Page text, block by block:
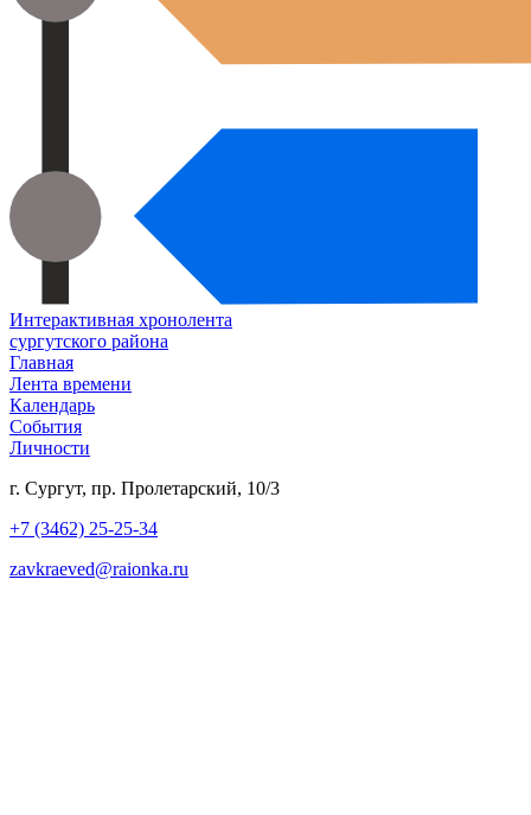
Интерактивная хронолента
сургутского района
Главная
Лента времени
Календарь
События
Личности
г. Сургут, пр. Пролетарский, 10/3
+7 (3462) 25-25-34
zavkraeved@raionka.ru